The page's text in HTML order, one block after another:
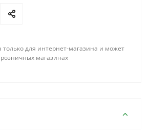
только для интернет-магазина и может
магазинах